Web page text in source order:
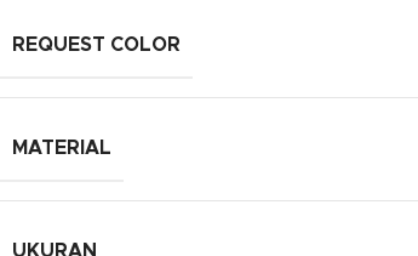
REQUEST COLOR
MATERIAL
UKURAN